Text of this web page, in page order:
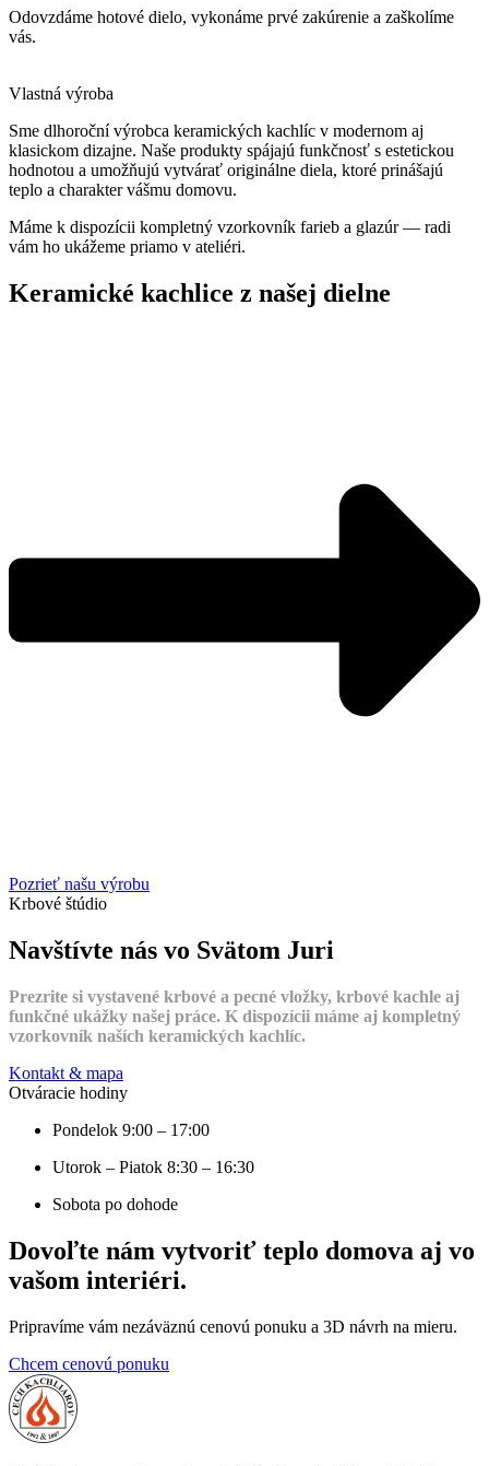
Odovzdáme hotové dielo, vykonáme prvé zakúrenie a zaškolíme
vás.
Vlastná výroba
Sme dlhoroční výrobca keramických kachlíc v modernom aj
klasickom dizajne. Naše produkty spájajú funkčnosť s estetickou
hodnotou a umožňujú vytvárať originálne diela, ktoré prinášajú
teplo a charakter vášmu domovu.
Máme k dispozícii kompletný vzorkovník farieb a glazúr — radi
vám ho ukážeme priamo v ateliéri.
Keramické kachlice z našej dielne
Pozrieť našu výrobu
Krbové štúdio
Navštívte nás vo Svätom Juri
Prezrite si vystavené krbové a pecné vložky, krbové kachle aj
funkčné ukážky našej práce. K dispozícii máme aj kompletný
vzorkovník naších keramických kachlíc.
Kontakt & mapa
Otváracie hodiny
Pondelok 9:00 – 17:00
Utorok – Piatok 8:30 – 16:30
Sobota po dohode
Dovoľte nám vytvoriť teplo domova aj vo
vašom interiéri.
Pripravíme vám nezáväznú cenovú ponuku a 3D návrh na mieru.
Chcem cenovú ponuku